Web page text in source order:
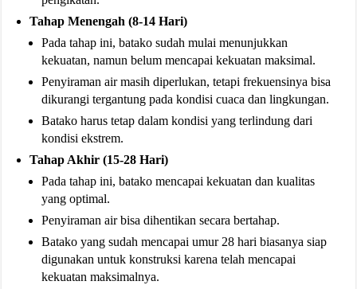
Tahap Menengah (8-14 Hari)
Pada tahap ini, batako sudah mulai menunjukkan
kekuatan, namun belum mencapai kekuatan maksimal.
Penyiraman air masih diperlukan, tetapi frekuensinya bisa
dikurangi tergantung pada kondisi cuaca dan lingkungan.
Batako harus tetap dalam kondisi yang terlindung dari
kondisi ekstrem.
Tahap Akhir (15-28 Hari)
Pada tahap ini, batako mencapai kekuatan dan kualitas
yang optimal.
Penyiraman air bisa dihentikan secara bertahap.
Batako yang sudah mencapai umur 28 hari biasanya siap
digunakan untuk konstruksi karena telah mencapai
kekuatan maksimalnya.